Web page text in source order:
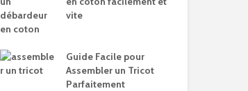
vite
Guide Facile pour
Assembler un Tricot
Parfaitement